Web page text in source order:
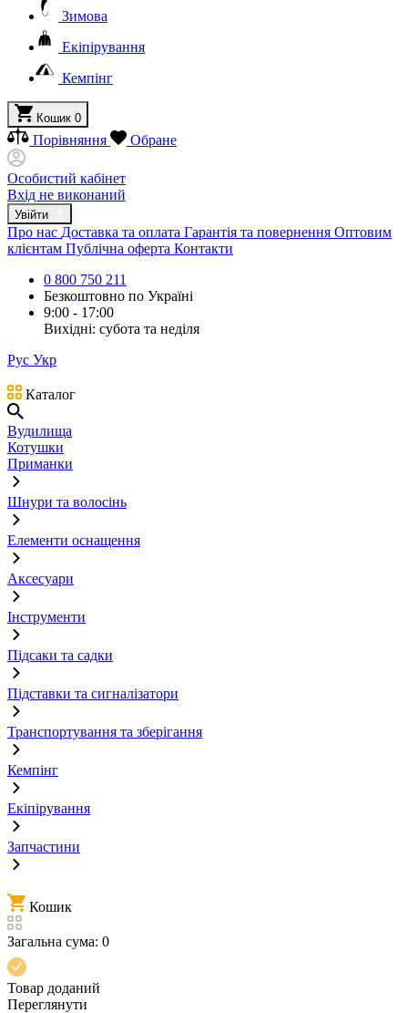
Зимова
Екіпірування
Кемпінг
Кошик 0
Порівняння Обране
Особистий кабінет
Вхід не виконаний
Увійти
Про нас Доставка та оплата Гарантія та повернення Оптовим
клієнтам Публічна оферта Контакти
0 800 750 211
Безкоштовно по Україні
9:00 - 17:00
Вихідні: субота та неділя
Рус Укр
Каталог
Вудилища
Котушки
Приманки
Шнури та волосінь
Елементи оснащення
Аксесуари
Інструменти
Підсаки та садки
Підставки та сигналізатори
Транспортування та зберігання
Кемпінг
Екіпірування
Запчастини
Кошик
Загальна сума: 0
Товар доданий
Переглянути